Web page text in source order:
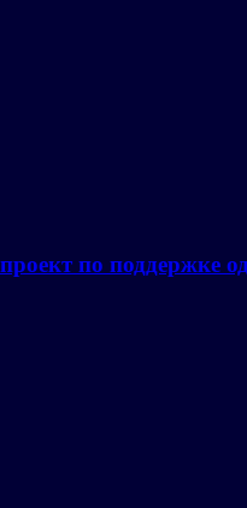
по поддержке